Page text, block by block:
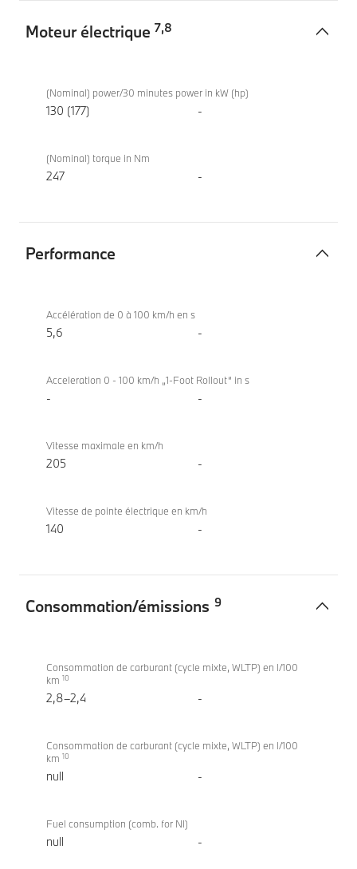
Moteur électrique 7,8
électrique
xDrive30e
(Nominal) power/30 minutes power in kW (hp)
130 (177) -
(Nominal) torque in Nm
247 -
Performance
xDrive30e
Accélération de 0 à 100 km/h en s
5,6 -
Acceleration 0 - 100 km/h „1-Foot Rollout“ in s
- -
Vitesse maximale en km/h
205 -
Vitesse de pointe électrique en km/h
140 -
Consommation/émissions 9
émissions
xDrive30e
Consommation de carburant (cycle mixte, WLTP) en l/100
km 10
2,8–2,4 -
Consommation de carburant (cycle mixte, WLTP) en l/100
km 10
null -
Fuel consumption (comb. for NI)
null -